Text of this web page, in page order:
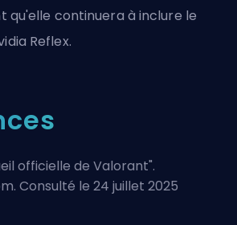
qu'elle continuera à inclure le
Reflex.
officielle de Valorant".
Consulté le 24 juillet 2025